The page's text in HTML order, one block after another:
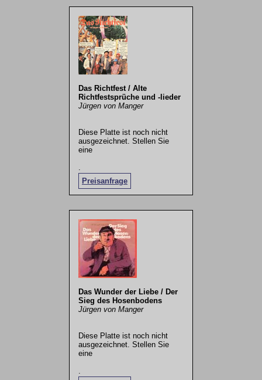
Das Richtfest / Alte
Richtfestsprüche und -lieder
Jürgen von Manger
Diese Platte ist noch nicht
ausgezeichnet. Stellen Sie
eine
Preisanfrage
Das Wunder der Liebe / Der
Sieg des Hosenbodens
Jürgen von Manger
Diese Platte ist noch nicht
ausgezeichnet. Stellen Sie
eine
.